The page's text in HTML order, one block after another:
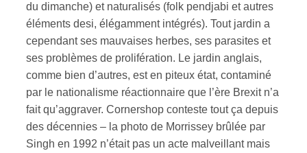
du dimanche) et naturalisés (folk pendjabi et autres
éléments desi, élégamment intégrés). Tout jardin a
cependant ses mauvaises herbes, ses parasites et
ses problèmes de prolifération. Le jardin anglais,
comme bien d’autres, est en piteux état, contaminé
par le nationalisme réactionnaire que l’ère Brexit n’a
fait qu’aggraver. Cornershop conteste tout ça depuis
des décennies – la photo de Morrissey brûlée par
Singh en 1992 n’était pas un acte malveillant mais